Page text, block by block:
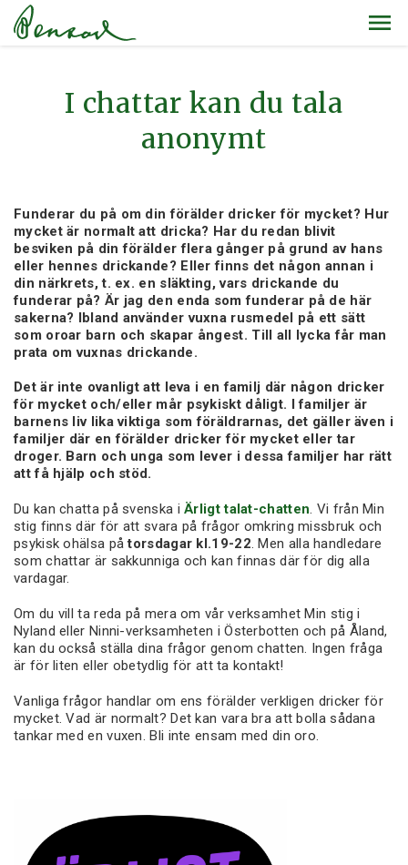
I chattar kan du tala
anonymt
Funderar du på om din förälder dricker för mycket? Hur
mycket är normalt att dricka? Har du redan blivit
besviken på din förälder flera gånger på grund av hans
eller hennes drickande? Eller finns det någon annan i
din närkrets, t. ex. en släkting, vars drickande du
funderar på? Är jag den enda som funderar på de här
sakerna? Ibland använder vuxna rusmedel på ett sätt
som oroar barn och skapar ångest. Till all lycka får man
prata om vuxnas drickande.
Det är inte ovanligt att leva i en familj där någon dricker
för mycket och/eller mår psykiskt dåligt. I familjer är
barnens liv lika viktiga som föräldrarnas, det gäller även i
familjer där en förälder dricker för mycket eller tar
droger. Barn och unga som lever i dessa familjer har rätt
att få hjälp och stöd.
Du kan chatta på svenska iÄrligt talat-chatten. Vi från Min
stig finns där för att svara på frågor omkring missbruk och
psykisk ohälsa påtorsdagar kl.19-22. Men alla handledare
som chattar är sakkunniga och kan finnas där för dig alla
vardagar.
Om du vill ta reda på mera om vår verksamhet Min stig i
Nyland eller Ninni-verksamheten i Österbotten och på Åland,
kan du också ställa dina frågor genom chatten. Ingen fråga
är för liten eller obetydlig för att ta kontakt!
Vanliga frågor handlar om ens förälder verkligen dricker för
mycket. Vad är normalt? Det kan vara bra att bolla sådana
tankar med en vuxen. Bli inte ensam med din oro.